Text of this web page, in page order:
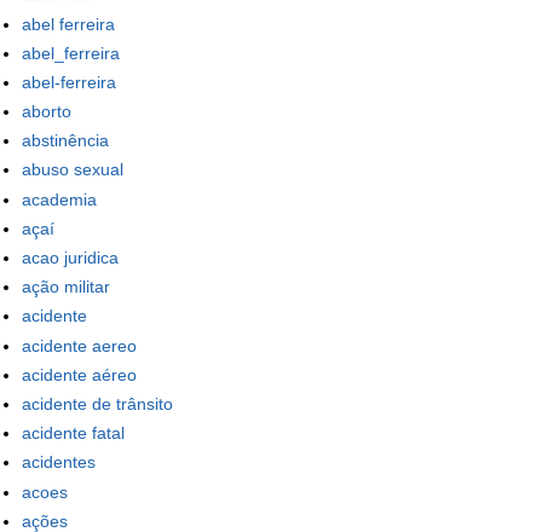
abel ferreira
abel_ferreira
abel-ferreira
aborto
abstinência
abuso sexual
academia
açaí
acao juridica
ação militar
acidente
acidente aereo
acidente aéreo
acidente de trânsito
acidente fatal
acidentes
acoes
ações